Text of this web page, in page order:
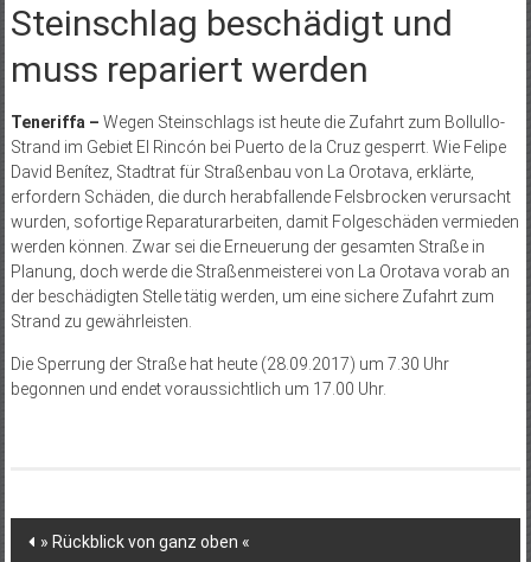
Steinschlag beschädigt und
muss repariert werden
Teneriffa – Wegen Steinschlags ist heute die Zufahrt zum Bollullo-
Strand im Gebiet El Rincón bei Puerto de la Cruz gesperrt. Wie Felipe
David Benítez, Stadtrat für Straßenbau von La Orotava, erklärte,
erfordern Schäden, die durch herabfallende Felsbrocken verursacht
wurden, sofortige Reparaturarbeiten, damit Folgeschäden vermieden
werden können. Zwar sei die Erneuerung der gesamten Straße in
Planung, doch werde die Straßenmeisterei von La Orotava vorab an
der beschädigten Stelle tätig werden, um eine sichere Zufahrt zum
Strand zu gewährleisten.
Die Sperrung der Straße hat heute (28.09.2017) um 7.30 Uhr
begonnen und endet voraussichtlich um 17.00 Uhr.
Beitragsnavigation
» Rückblick von ganz oben «